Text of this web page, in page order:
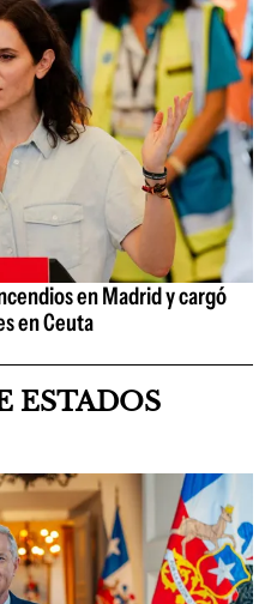
en Madrid y cargó
en Ceuta
ESTADOS